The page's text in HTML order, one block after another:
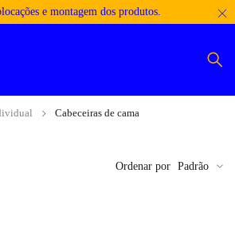
e montagem dos produtos.
Cabeceiras de cama
Ordenar por Padrão